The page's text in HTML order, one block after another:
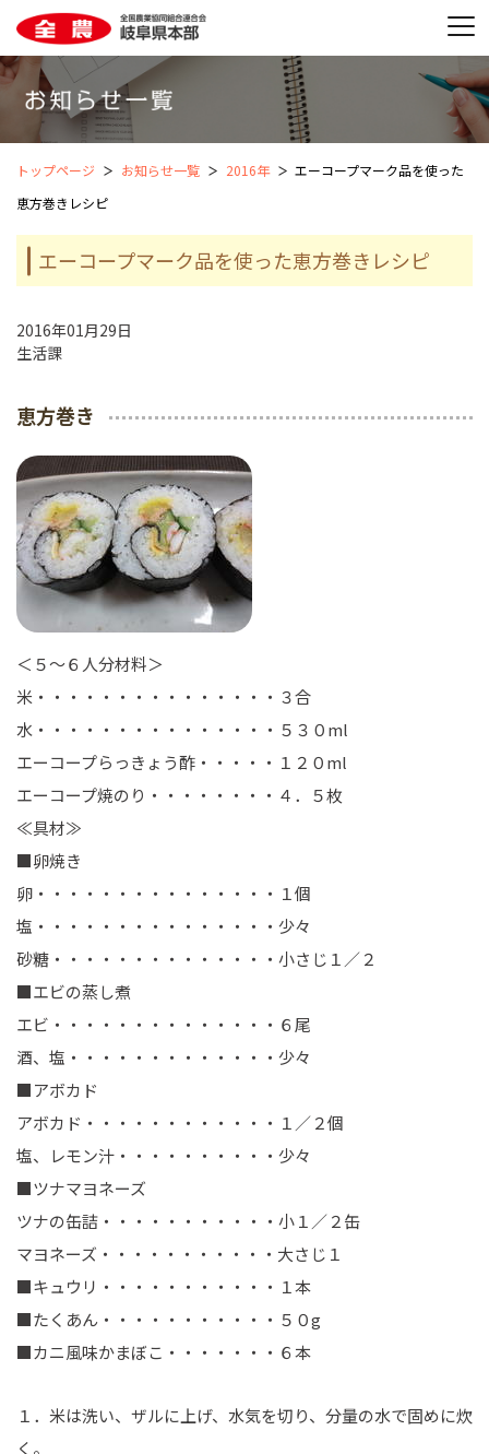
トップページ お知らせ一覧 2016年
エーコープマーク品を使った
恵方巻きレシピ
エーコープマーク品を使った恵方巻きレシピ
2016年01月29日
生活課
恵方巻き
＜５～６人分材料＞
米・・・・・・・・・・・・・・・３合
水・・・・・・・・・・・・・・・５３０ml
エーコープらっきょう酢・・・・・１２０ml
エーコープ焼のり・・・・・・・・４．５枚
≪具材≫
■卵焼き
卵・・・・・・・・・・・・・・・１個
塩・・・・・・・・・・・・・・・少々
砂糖・・・・・・・・・・・・・・小さじ１／２
■エビの蒸し煮
エビ・・・・・・・・・・・・・・６尾
酒、塩・・・・・・・・・・・・・少々
■アボカド
アボカド・・・・・・・・・・・・１／２個
塩、レモン汁・・・・・・・・・・少々
■ツナマヨネーズ
ツナの缶詰・・・・・・・・・・・小１／２缶
マヨネーズ・・・・・・・・・・・大さじ１
■キュウリ・・・・・・・・・・・１本
■たくあん・・・・・・・・・・・５０g
■カニ風味かまぼこ・・・・・・・６本
１．米は洗い、ザルに上げ、水気を切り、分量の水で固めに炊
く。